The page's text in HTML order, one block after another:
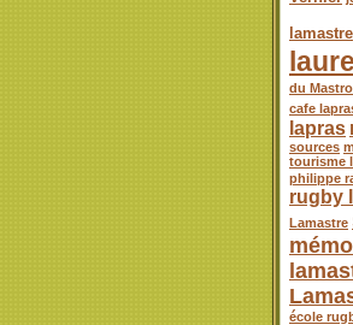
lamastre
du
cafe
lapras
sources
tourisme
philippe
rugby
Lamastre
école